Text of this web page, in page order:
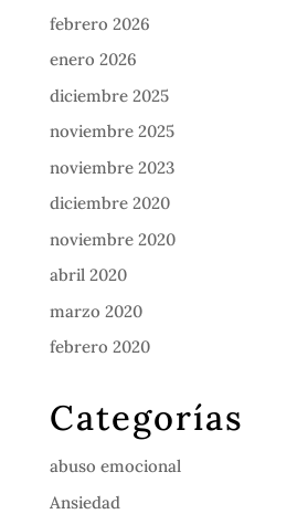
febrero 2026
enero 2026
diciembre 2025
noviembre 2025
noviembre 2023
diciembre 2020
noviembre 2020
abril 2020
marzo 2020
febrero 2020
Categorías
abuso emocional
Ansiedad